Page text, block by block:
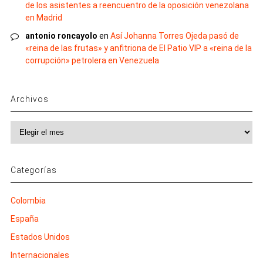
de los asistentes a reencuentro de la oposición venezolana
en Madrid
antonio roncayolo en Así Johanna Torres Ojeda pasó de
«reina de las frutas» y anfitriona de El Patio VIP a «reina de la
corrupción» petrolera en Venezuela
Archivos
Archivos
Categorías
Colombia
España
Estados Unidos
Internacionales